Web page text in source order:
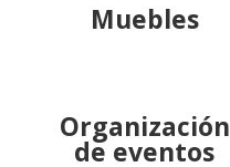
Muebles
Organización
de eventos